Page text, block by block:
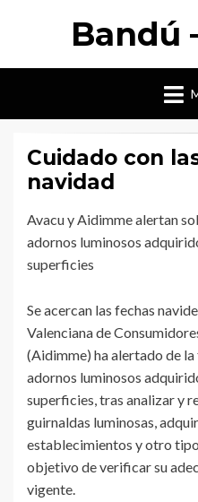
Bandú
Cuidado con
navidad
Avacu y Aidimme alertan
adornos luminosos
superficies
Se acercan las fechas
Valenciana de
(Aidimme) ha alertado de
adornos luminosos
superficies, tras analizar y
guirnaldas luminosas,
establecimientos y otro
objetivo de verificar su
vigente.